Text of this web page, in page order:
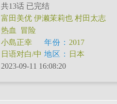
共13话 已完结
富田美优 伊濑茉莉也 村田太志
沼仓爱美
大原沙耶香 丰崎爱生
热血
冒险
小島正幸 年份： 2017
日语对白/中 地区：
日本
2023-09-11 16:08:20